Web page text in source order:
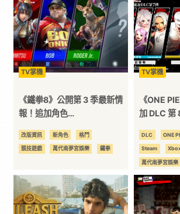
訊
平
台
TV掌機
《鐵拳8》公開第 3 季最新情
報！追加角色
「Roger Jr.」確定參戰！
改版資訊 新角色 格鬥
競技遊戲 萬代南夢宮娛樂 鐵拳
TV掌機
《ONE
加 DLC 第
DLC ONE
Steam
萬代南夢宮娛樂